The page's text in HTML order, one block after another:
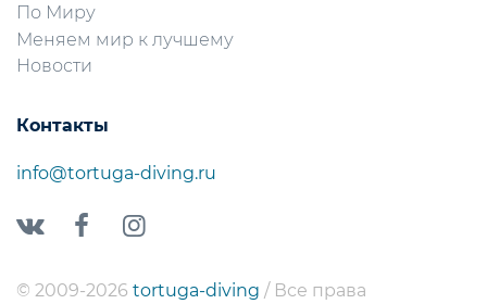
По Миру
Меняем мир к лучшему
Новости
Контакты
info@tortuga-diving.ru
© 2009-2026 tortuga-diving / Все права